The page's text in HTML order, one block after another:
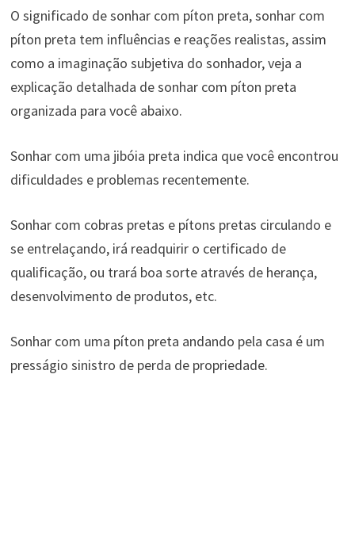
O significado de sonhar com píton preta, sonhar com
píton preta tem influências e reações realistas, assim
como a imaginação subjetiva do sonhador, veja a
explicação detalhada de sonhar com píton preta
organizada para você abaixo.
Sonhar com uma jibóia preta indica que você encontrou
dificuldades e problemas recentemente.
Sonhar com cobras pretas e pítons pretas circulando e
se entrelaçando, irá readquirir o certificado de
qualificação, ou trará boa sorte através de herança,
desenvolvimento de produtos, etc.
Sonhar com uma píton preta andando pela casa é um
presságio sinistro de perda de propriedade.